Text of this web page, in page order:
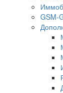
GSM-